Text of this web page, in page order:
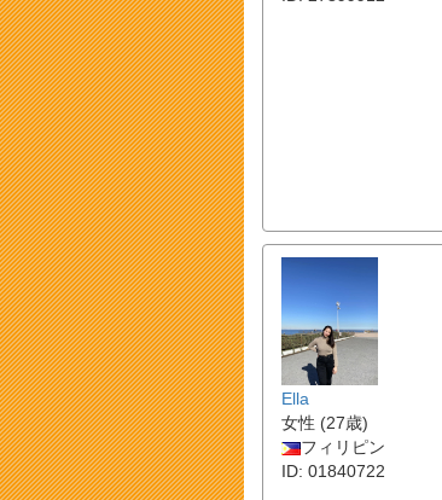
Ella
女性 (27歳)
フィリピン
ID: 01840722